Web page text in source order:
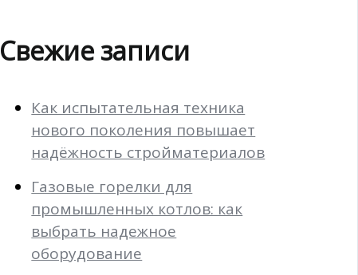
Свежие записи
Как испытательная техника
нового поколения повышает
надёжность стройматериалов
Газовые горелки для
промышленных котлов: как
выбрать надежное
оборудование